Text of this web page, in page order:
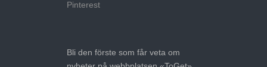
Pinterest
Bli den förste som får veta om